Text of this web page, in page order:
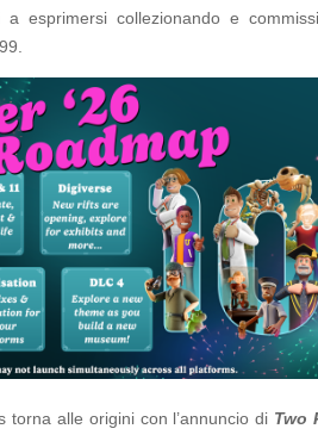
a esprimersi collezionando e
torna alle origini con l’annuncio di Two